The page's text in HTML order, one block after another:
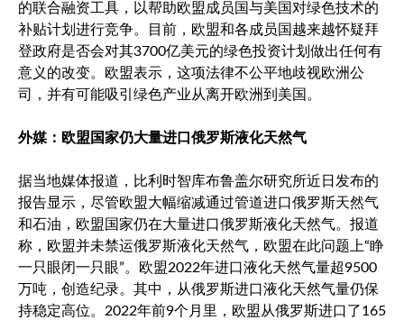
的联合融资工具，以帮助欧盟成员国与美国对绿色技术的
补贴计划进行竞争。目前，欧盟和各成员国越来越怀疑拜
登政府是否会对其3700亿美元的绿色投资计划做出任何有
意义的改变。欧盟表示，这项法律不公平地歧视欧洲公
司，并有可能吸引绿色产业从离开欧洲到美国。
外媒：欧盟国家仍大量进口俄罗斯液化天然气
据当地媒体报道，比利时智库布鲁盖尔研究所近日发布的
报告显示，尽管欧盟大幅缩减通过管道进口俄罗斯天然气
和石油，欧盟国家仍在大量进口俄罗斯液化天然气。报道
称，欧盟并未禁运俄罗斯液化天然气，欧盟在此问题上“睁
一只眼闭一只眼”。欧盟2022年进口液化天然气量超9500
万吨，创造纪录。其中，从俄罗斯进口液化天然气量仍保
持稳定高位。2022年前9个月里，欧盟从俄罗斯进口了165